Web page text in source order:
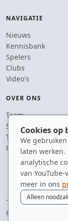
Cookies
We
laten
analytische
van
meer in ons
Alleen
NAVIGATIE
Nieuws
Kennisbank
Spelers
Clubs
Video's
OVER ONS
Team
Supporters
Tip de redactie
Contact
© 2010–2026